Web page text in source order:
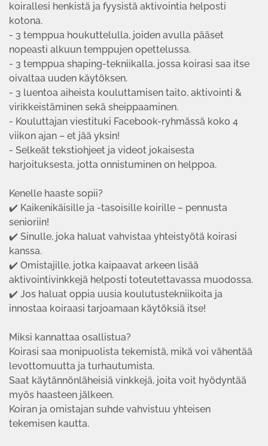
koirallesi henkistä ja fyysistä aktivointia helposti
kotona.
- 3 temppua houkuttelulla, joiden avulla pääset
nopeasti alkuun temppujen opettelussa.
- 3 temppua shaping-tekniikalla, jossa koirasi saa itse
oivaltaa uuden käytöksen.
- 3 luentoa aiheista kouluttamisen taito, aktivointi &
virikkeistäminen sekä sheippaaminen.
- Kouluttajan viestituki Facebook-ryhmässä koko 4
viikon ajan – et jää yksin!
- Selkeät tekstiohjeet ja videot jokaisesta
harjoituksesta, jotta onnistuminen on helppoa.
Kenelle haaste sopii?
✔️ Kaikenikäisille ja -tasoisille koirille – pennusta
senioriin!
✔️ Sinulle, joka haluat vahvistaa yhteistyötä koirasi
kanssa.
✔️ Omistajille, jotka kaipaavat arkeen lisää
aktivointivinkkejä helposti toteutettavassa muodossa.
✔️ Jos haluat oppia uusia koulutustekniikoita ja
innostaa koiraasi tarjoamaan käytöksiä itse!
Miksi kannattaa osallistua?
Koirasi saa monipuolista tekemistä, mikä voi vähentää
levottomuutta ja turhautumista.
Saat käytännönläheisiä vinkkejä, joita voit hyödyntää
myös haasteen jälkeen.
Koiran ja omistajan suhde vahvistuu yhteisen
tekemisen kautta.